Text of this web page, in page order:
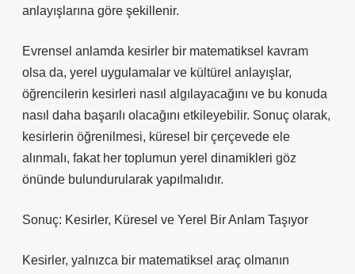
anlayışlarına göre şekillenir.
Evrensel anlamda kesirler bir matematiksel kavram
olsa da, yerel uygulamalar ve kültürel anlayışlar,
öğrencilerin kesirleri nasıl algılayacağını ve bu konuda
nasıl daha başarılı olacağını etkileyebilir. Sonuç olarak,
kesirlerin öğrenilmesi, küresel bir çerçevede ele
alınmalı, fakat her toplumun yerel dinamikleri göz
önünde bulundurularak yapılmalıdır.
Sonuç: Kesirler, Küresel ve Yerel Bir Anlam Taşıyor
Kesirler, yalnızca bir matematiksel araç olmanın